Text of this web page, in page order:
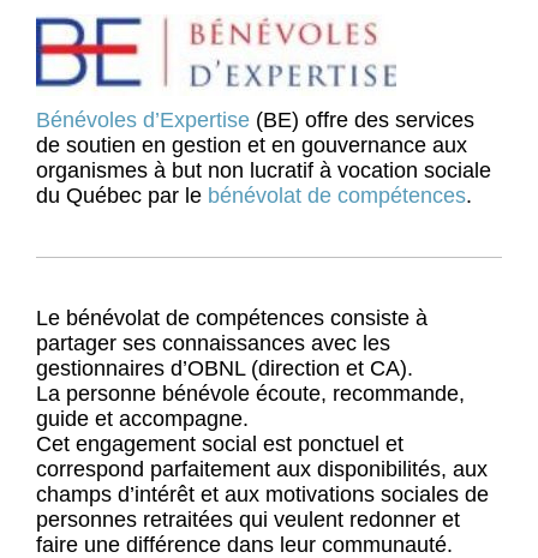
Bénévoles d’Expertise (BE) offre des services
de soutien en gestion et en gouvernance aux
organismes à but non lucratif à vocation sociale
du Québec par le bénévolat de compétences.
Le bénévolat de compétences consiste à
partager ses connaissances avec les
gestionnaires d’OBNL (direction et CA).
La personne bénévole écoute, recommande,
guide et accompagne.
Cet engagement social est ponctuel et
correspond parfaitement aux disponibilités, aux
champs d’intérêt et aux motivations sociales de
personnes retraitées qui veulent redonner et
faire une différence dans leur communauté.